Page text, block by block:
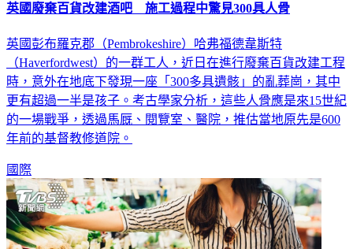
英國廢棄百貨改建酒吧 施工過程中驚見300具人骨
英國彭布羅克郡（Pembrokeshire）哈弗福德韋斯特
（Haverfordwest）的一群工人，近日在進行廢棄百貨改建工程
時，意外在地底下發現一座「300多具遺骸」的亂葬崗，其中
更有超過一半是孩子。考古學家分析，這些人骨應是來15世紀
的一場戰爭，透過馬厩、閱覽室、醫院，推估當地原先是600
年前的基督教修道院。
國際